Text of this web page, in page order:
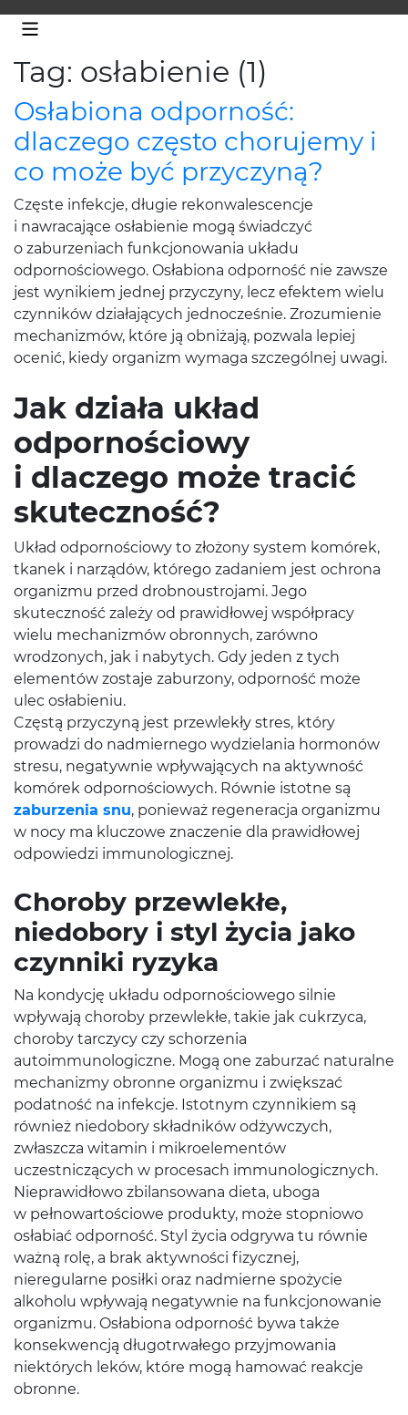
Tag: osłabienie (1)
Osłabiona odporność:
dlaczego często chorujemy i
co może być przyczyną?
Częste infekcje, długie rekonwalescencje
i nawracające osłabienie mogą świadczyć
o zaburzeniach funkcjonowania układu
odpornościowego. Osłabiona odporność nie zawsze
jest wynikiem jednej przyczyny, lecz efektem wielu
czynników działających jednocześnie. Zrozumienie
mechanizmów, które ją obniżają, pozwala lepiej
ocenić, kiedy organizm wymaga szczególnej uwagi.
Jak działa układ
odpornościowy
i dlaczego może tracić
skuteczność?
Układ odpornościowy to złożony system komórek,
tkanek i narządów, którego zadaniem jest ochrona
organizmu przed drobnoustrojami. Jego
skuteczność zależy od prawidłowej współpracy
wielu mechanizmów obronnych, zarówno
wrodzonych, jak i nabytych. Gdy jeden z tych
elementów zostaje zaburzony, odporność może
ulec osłabieniu.
Częstą przyczyną jest przewlekły stres, który
prowadzi do nadmiernego wydzielania hormonów
stresu, negatywnie wpływających na aktywność
komórek odpornościowych. Równie istotne są
zaburzenia snu, ponieważ regeneracja organizmu
w nocy ma kluczowe znaczenie dla prawidłowej
odpowiedzi immunologicznej.
Choroby przewlekłe,
niedobory i styl życia jako
czynniki ryzyka
Na kondycję układu odpornościowego silnie
wpływają choroby przewlekłe, takie jak cukrzyca,
choroby tarczycy czy schorzenia
autoimmunologiczne. Mogą one zaburzać naturalne
mechanizmy obronne organizmu i zwiększać
podatność na infekcje. Istotnym czynnikiem są
również niedobory składników odżywczych,
zwłaszcza witamin i mikroelementów
uczestniczących w procesach immunologicznych.
Nieprawidłowo zbilansowana dieta, uboga
w pełnowartościowe produkty, może stopniowo
osłabiać odporność. Styl życia odgrywa tu równie
ważną rolę, a brak aktywności fizycznej,
nieregularne posiłki oraz nadmierne spożycie
alkoholu wpływają negatywnie na funkcjonowanie
organizmu. Osłabiona odporność bywa także
konsekwencją długotrwałego przyjmowania
niektórych leków, które mogą hamować reakcje
obronne.